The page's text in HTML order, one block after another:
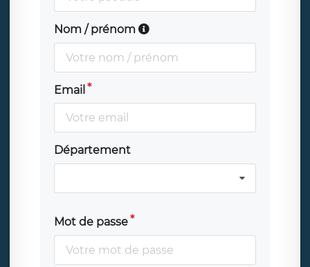
Nom / prénom
Email
Département
Mot de passe